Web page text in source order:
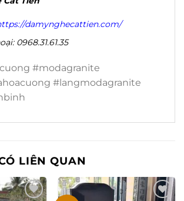
damynghecattien.com/
0968.31.61.35
#modagranite
#langmodagranite
LIÊN QUAN